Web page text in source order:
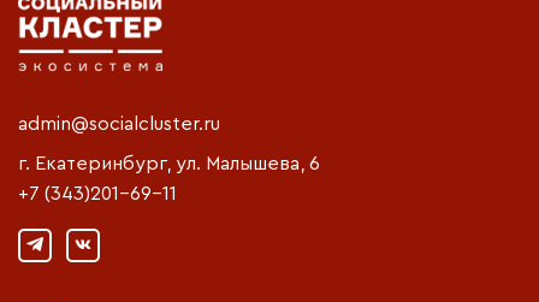
admin@socialcluster.ru
г. Екатеринбург, ул. Малышева, 6
+7 (343)201-69-11